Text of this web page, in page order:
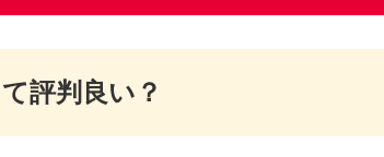
評判良い？